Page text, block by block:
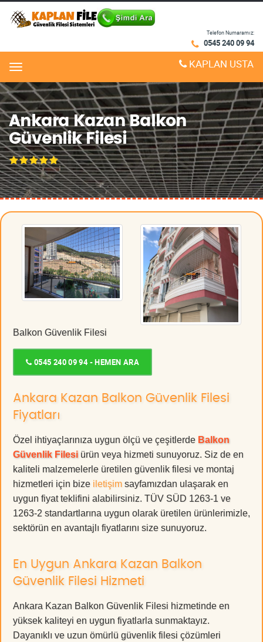
Telefon Numaramız:
0545 240 09 94
Menu KAPLAN USTA
Ankara Kazan Balkon
Güvenlik Filesi
Balkon Güvenlik Filesi
0545 240 09 94 - HEMEN ARA
Ankara Kazan Balkon Güvenlik Filesi
Fiyatları
Özel ihtiyaçlarınıza uygun ölçü ve çeşitlerde Balkon
Güvenlik Filesi ürün veya hizmeti sunuyoruz. Siz de en
kaliteli malzemelerle üretilen güvenlik filesi ve montaj
hizmetleri için bize iletişim sayfamızdan ulaşarak en
uygun fiyat teklifini alabilirsiniz. TÜV SÜD 1263-1 ve
1263-2 standartlarına uygun olarak üretilen ürünlerimizle,
sektörün en avantajlı fiyatlarını size sunuyoruz.
En Uygun Ankara Kazan Balkon
Güvenlik Filesi Hizmeti
Ankara Kazan Balkon Güvenlik Filesi hizmetinde en
yüksek kaliteyi en uygun fiyatlarla sunmaktayız.
Dayanıklı ve uzun ömürlü güvenlik filesi çözümleri